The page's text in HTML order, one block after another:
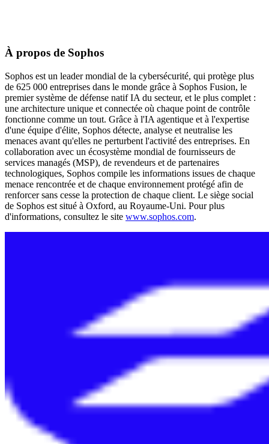
À propos de Sophos
Sophos est un leader mondial de la cybersécurité, qui protège plus
de 625 000 entreprises dans le monde grâce à Sophos Fusion, le
premier système de défense natif IA du secteur, et le plus complet :
une architecture unique et connectée où chaque point de contrôle
fonctionne comme un tout. Grâce à l'IA agentique et à l'expertise
d'une équipe d'élite, Sophos détecte, analyse et neutralise les
menaces avant qu'elles ne perturbent l'activité des entreprises. En
collaboration avec un écosystème mondial de fournisseurs de
services managés (MSP), de revendeurs et de partenaires
technologiques, Sophos compile les informations issues de chaque
menace rencontrée et de chaque environnement protégé afin de
renforcer sans cesse la protection de chaque client. Le siège social
de Sophos est situé à Oxford, au Royaume-Uni. Pour plus
d'informations, consultez le site www.sophos.com.